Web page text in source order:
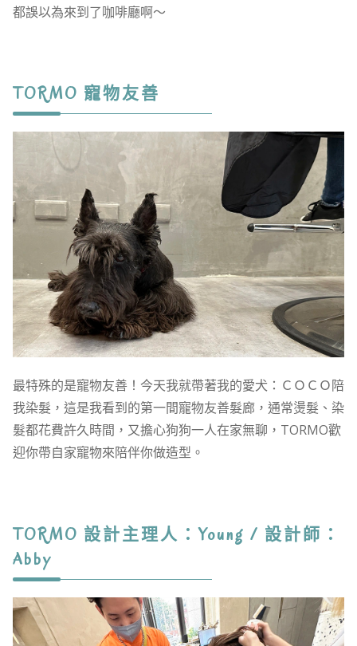
都誤以為來到了咖啡廳啊～
TORMO 寵物友善
最特殊的是寵物友善！今天我就帶著我的愛犬：ＣＯＣＯ陪
我染髮，這是我看到的第一間寵物友善髮廊，通常燙髮、染
髮都花費許久時間，又擔心狗狗一人在家無聊，TORMO歡
迎你帶自家寵物來陪伴你做造型。
TORMO 設計主理人：Young / 設計師：
Abby